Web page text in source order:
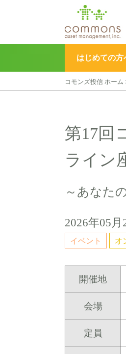
はじめての方
▶︎ こどもトラスト
コモンズ投信 ホーム
第17回
ライン
～あなた
2026年05月
イベント オ
開催地
会場
定員